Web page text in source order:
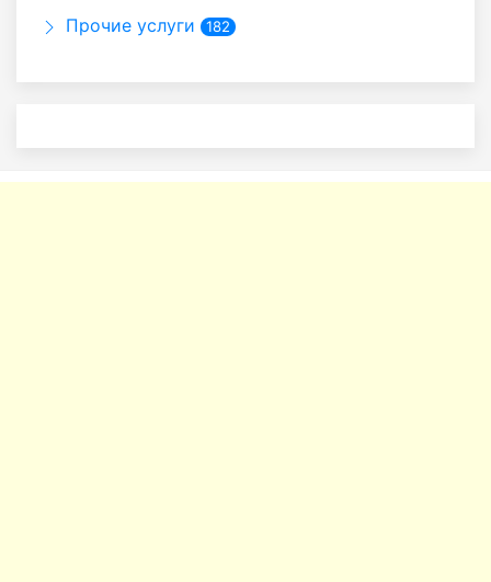
Прочие услуги 182